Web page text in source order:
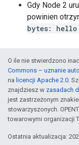
Gdy Node 2
powinien
bytes: hello
O ile nie stwierdzono
Commons – uznanie
na licencji Apache 2.0.
znajdziesz w zasadach
jest zastrzeżonym
stowarzyszonych.
towarowymi organizacji
Ostatnia aktualizacja: